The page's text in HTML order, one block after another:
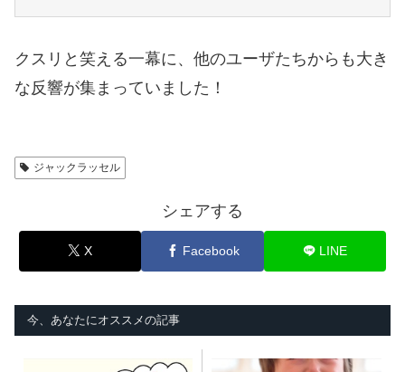
クスリと笑える一幕に、他のユーザたちからも大き
な反響が集まっていました！
ジャックラッセル
シェアする
X Facebook LINE
今、あなたにオススメの記事